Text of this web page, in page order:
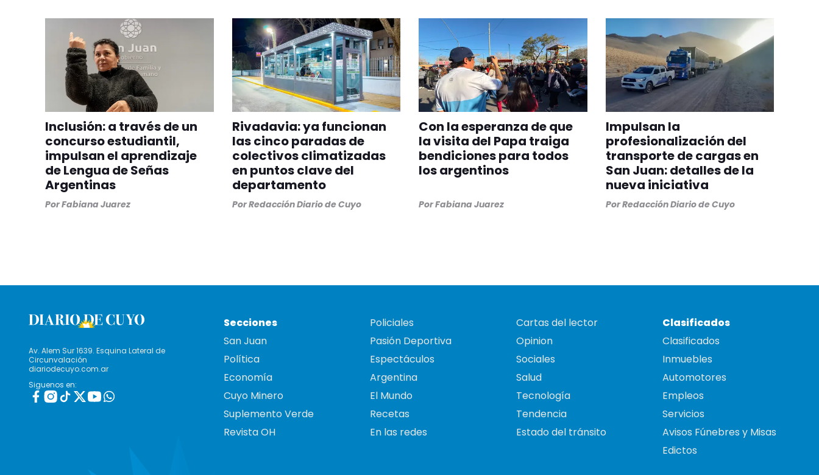
Inclusión: a través de un
concurso estudiantil,
impulsan el aprendizaje
de Lengua de Señas
Argentinas
PorFabiana Juarez
Rivadavia: ya funcionan
las cinco paradas de
colectivos climatizadas
en puntos clave del
departamento
PorRedacción Diario de Cuyo
Con la esperanza de que
la visita del Papa traiga
bendiciones para todos
los argentinos
PorFabiana Juarez
Impulsan la
profesionalización del
transporte de cargas en
San Juan: detalles de la
nueva iniciativa
PorRedacción Diario de Cuyo
Av. Alem Sur 1639. Esquina Lateral de
Circunvalación
diariodecuyo.com.ar
Siguenos en:
Secciones
San Juan
Política
Economía
Cuyo Minero
Suplemento Verde
Revista OH
Policiales
Pasión Deportiva
Espectáculos
Argentina
El Mundo
Recetas
En las redes
Cartas del lector
Opinion
Sociales
Salud
Tecnología
Tendencia
Estado del tránsito
Clasificados
Clasificados
Inmuebles
Automotores
Empleos
Servicios
Avisos Fúnebres y Misas
Edictos